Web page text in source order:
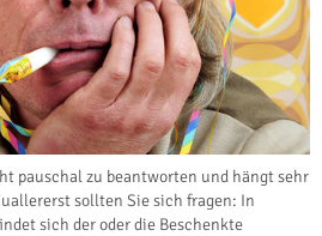
pauschal zu beantworten und hängt sehr
sollten Sie sich fragen: In
sich der oder die Beschenkte